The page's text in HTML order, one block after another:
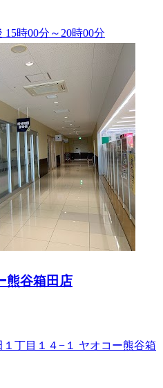
15時00分～20時00分
熊谷箱田店
１丁目１４−１ ヤオコー熊谷箱